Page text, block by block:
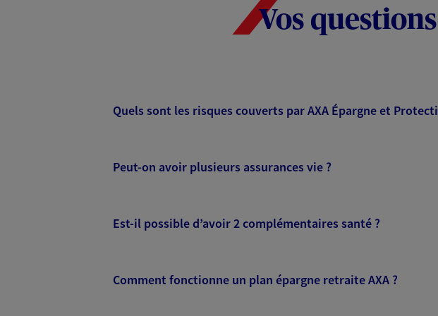
Vos
Quels sont les risques couverts par AXA Épargne et
Peut-on avoir plusieurs assurances vie ?
Est-il possible d’avoir 2 complémentaires santé ?
Comment fonctionne un plan épargne retraite AXA ?